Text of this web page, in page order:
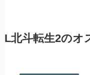
L北斗転生2のオ